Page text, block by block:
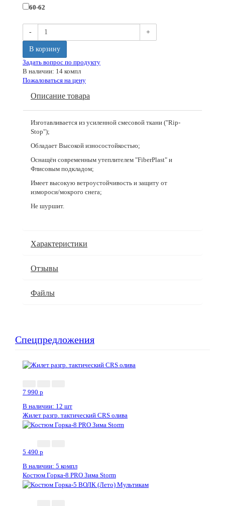
60-62
- +
В корзину
Задать вопрос по продукту
В наличии: 14 компл
Пожаловаться на цену
Описание товара
Изготавливается из усиленной смесовой ткани ("Rip-
Stop");
Обладает Высокой износостойкостью;
Оснащён современным утеплителем "FiberPlast" и
Флисовым подкладом;
Имеет высокую ветроустойчивость и защиту от
измороси/мокрого снега;
Не шуршит.
Характеристики
Отзывы
Файлы
Спецпредложения
7 990 p
В наличии: 12 шт
Жилет разгр. тактический CRS олива
5 490 p
В наличии: 5 компл
Костюм Горка-8 PRO Зима Storm